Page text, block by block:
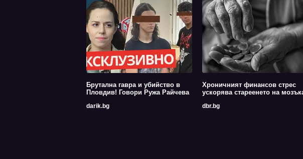
Брутална гавра и убийство в
Пловдив! Говори Ружа Райчева
darik.bg
Хроничният финансов стрес
ускорява стареенето на
dbr.bg